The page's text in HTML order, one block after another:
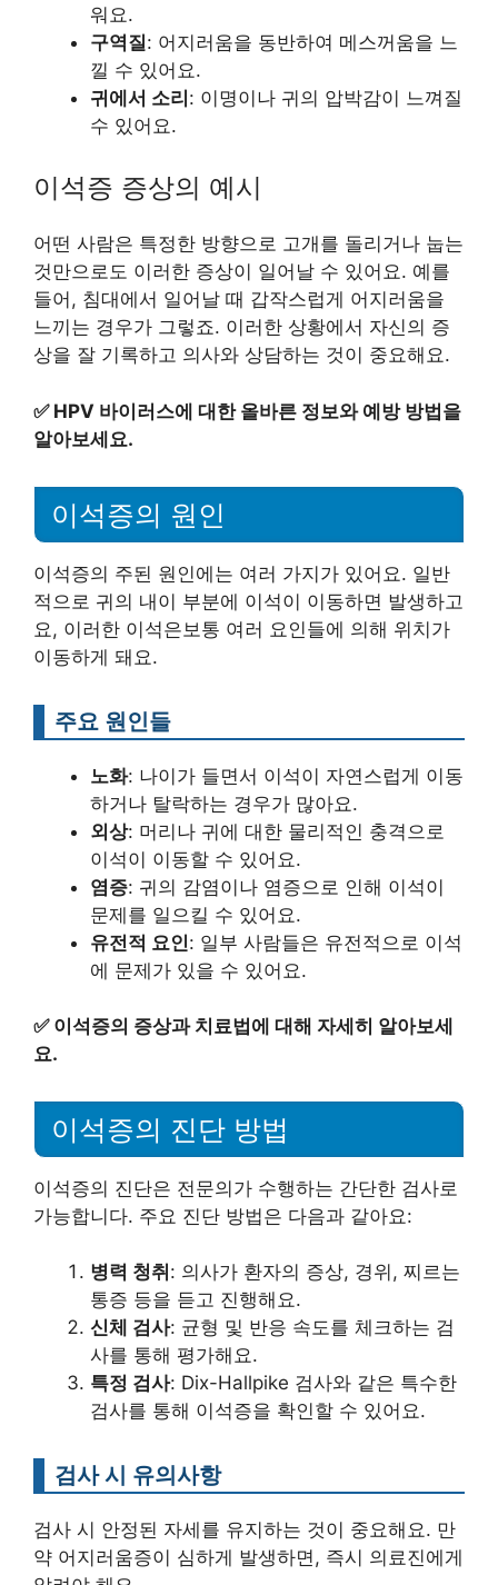
워요.
구역질: 어지러움을 동반하여 메스꺼움을 느
낄 수 있어요.
귀에서 소리: 이명이나 귀의 압박감이 느껴질
수 있어요.
이석증 증상의 예시
어떤 사람은 특정한 방향으로 고개를 돌리거나 눕는
것만으로도 이러한 증상이 일어날 수 있어요. 예를
들어, 침대에서 일어날 때 갑작스럽게 어지러움을
느끼는 경우가 그렇죠. 이러한 상황에서 자신의 증
상을 잘 기록하고 의사와 상담하는 것이 중요해요.
✅ HPV 바이러스에 대한 올바른 정보와 예방 방법을
알아보세요.
이석증의 원인
이석증의 주된 원인에는 여러 가지가 있어요. 일반
적으로 귀의 내이 부분에 이석이 이동하면 발생하고
요, 이러한 이석은보통 여러 요인들에 의해 위치가
이동하게 돼요.
주요 원인들
노화: 나이가 들면서 이석이 자연스럽게 이동
하거나 탈락하는 경우가 많아요.
외상: 머리나 귀에 대한 물리적인 충격으로
이석이 이동할 수 있어요.
염증: 귀의 감염이나 염증으로 인해 이석이
문제를 일으킬 수 있어요.
유전적 요인: 일부 사람들은 유전적으로 이석
에 문제가 있을 수 있어요.
✅ 이석증의 증상과 치료법에 대해 자세히 알아보세
요.
이석증의 진단 방법
이석증의 진단은 전문의가 수행하는 간단한 검사로
가능합니다. 주요 진단 방법은 다음과 같아요:
병력 청취 : 의사가 환자의 증상, 경위, 찌르는
통증 등을 듣고 진행해요.
신체 검사: 균형 및 반응 속도를 체크하는 검
사를 통해 평가해요.
특정 검사: Dix-Hallpike 검사와 같은 특수한
검사를 통해 이석증을 확인할 수 있어요.
검사 시 유의사항
검사 시 안정된 자세를 유지하는 것이 중요해요. 만
약 어지러움증이 심하게 발생하면, 즉시 의료진에게